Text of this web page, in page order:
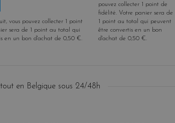
vous pouvez collecter
point
sera de point au total qui
en un bon d'achat de0,50 €.
pouvez collecter
point de
fidélité. Votre panier sera de
point au total qui peuvent
être convertis en un bon
d'achat de 0,50 €.
en Belgique sous 24/48h